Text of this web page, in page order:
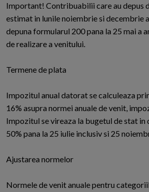
Important! Contribuabilii care au depus
estimat in lunile noiembrie si decembrie
depuna formularul 200 pana la 25 mai a
de realizare a venitului.
Termene de plata
Impozitul anual datorat se calculeaza
16% asupra normei anuale de venit,
Impozitul se vireaza la bugetul de stat in
50% pana la 25 iulie inclusiv si 25
Ajustarea normelor
Normele de venit anuale pentru